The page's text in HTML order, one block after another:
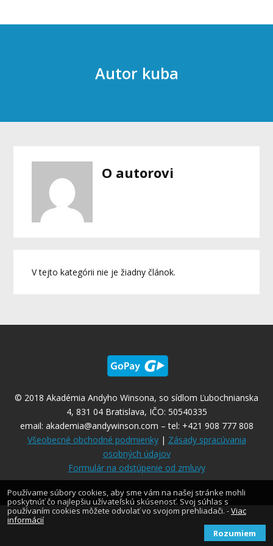
Autor kuba
O autorovi
V tejto kategórii nie je žiadny článok.
© 2018 Akadémia Andyho Winsona, so sídlom Ľubochnianska
4, 831 04 Bratislava, IČO: 50540335
email: akademia@andywinson.com – tel: +421 908 777 808
Všeobecné obchodné podmienky| Zásady spracúvania
osobných údajov
Formulár na odstúpenie od zmluvy
Používame súbory cookies, aby sme vám na našej stránke mohli
poskytnúť čo najlepšiu užívateľskú skúsenosť. Svoj súhlas s
používaním cookies môžete odvolať vo svojom prehliadači. -Viac
informácií
Rozumiem